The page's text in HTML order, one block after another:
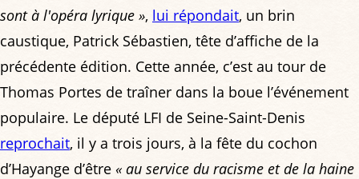
sont à l'opéra lyrique », lui répondait, un brin
caustique, Patrick Sébastien, tête d’affiche de la
précédente édition. Cette année, c’est au tour de
Thomas Portes de traîner dans la boue l’événement
populaire. Le député LFI de Seine-Saint-Denis
reprochait, il y a trois jours, à la fête du cochon
d’Hayange d’être « au service du racisme et de la haine